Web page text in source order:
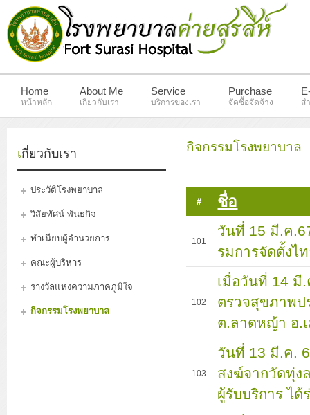
Home
หน้าหลัก
About Me
เกี่ยวกับเรา
Service
บริการของเรา
Purchase
จัดซื้อจัดจ้าง ส
กิจกรรมโรงพยาบาล
# ชื่อ
101
วันที่ 15 มี.ค
รมการจัดตั้ง
102
เมื่อวันที่ 14 มี
ตรวจสุขภาพป
ต.ลาดหญ้า อ.
103
วันที่ 13 มี.ค.
สงฆ์จากวัดทุ่
ผู้รับบริการ ไ
เกี่ยวกับเรา
ประวัติโรงพยาบาล
วิสัยทัศน์ พันธกิจ
ทำเนียบผู้อำนวยการ
คณะผู้บริหาร
รางวัลแห่งความภาคภูมิใจ
กิจกรรมโรงพยาบาล